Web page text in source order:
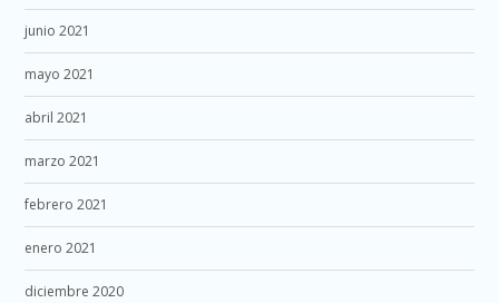
junio 2021
mayo 2021
abril 2021
marzo 2021
febrero 2021
enero 2021
diciembre 2020